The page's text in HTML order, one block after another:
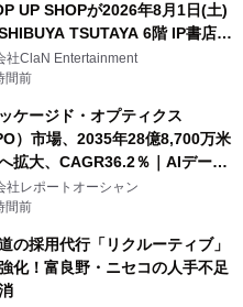
UP SHOPが2026年8月1日(土)
TSUTAYA 6階 IP書店で
定！！
社ClaN Entertainment
間前
ケージド・オプティクス
）市場、2035年28億8,700万米
拡大、CAGR36.2％｜AIデータ
ー・高速光通信需要が成長を加
社レポートオーシャン
間前
の採用代行「リクルーティブ」
化！富良野・ニセコの人手不足